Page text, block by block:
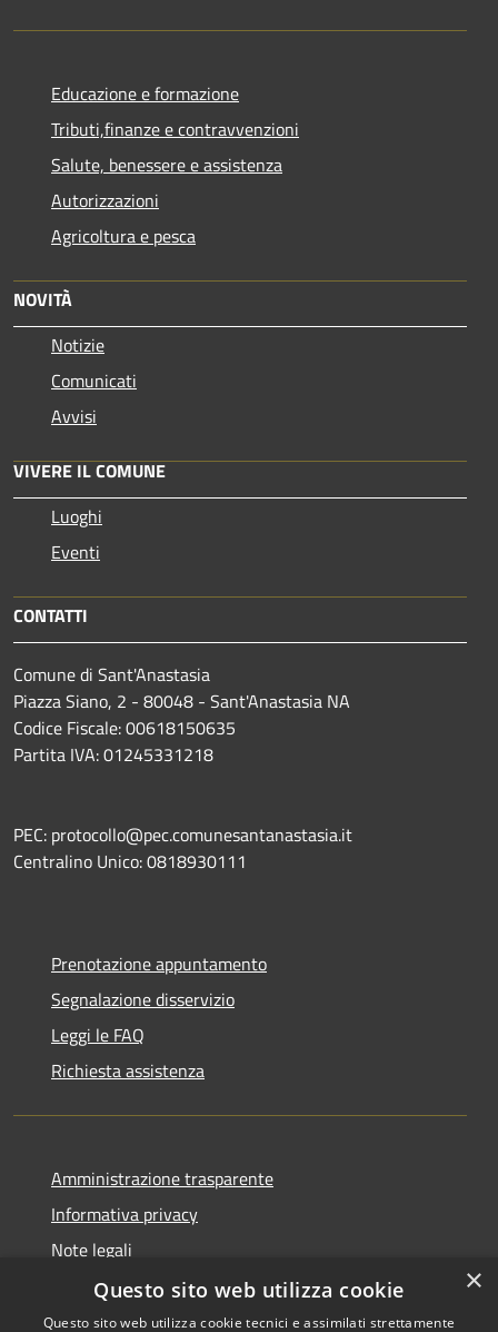
Educazione e formazione
Tributi,finanze e contravvenzioni
Salute, benessere e assistenza
Autorizzazioni
Agricoltura e pesca
NOVITÀ
Notizie
Comunicati
Avvisi
VIVERE IL COMUNE
Luoghi
Eventi
CONTATTI
Comune di Sant'Anastasia
Piazza Siano, 2 - 80048 - Sant'Anastasia NA
Codice Fiscale: 00618150635
Partita IVA: 01245331218
PEC: protocollo@pec.comunesantanastasia.it
Centralino Unico: 0818930111
Prenotazione appuntamento
Segnalazione disservizio
Leggi le FAQ
Richiesta assistenza
Amministrazione trasparente
Informativa privacy
Note legali
Dichiarazione di accessibilità
×
Questo sito web utilizza cookie
Questo sito web utilizza cookie tecnici e assimilati strettamente